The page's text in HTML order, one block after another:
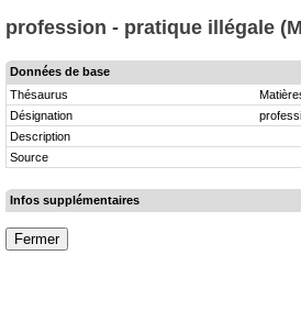
profession - pratique illégale
Données de base
Thésaurus
Désignation
Description
Source
Infos supplémentaires